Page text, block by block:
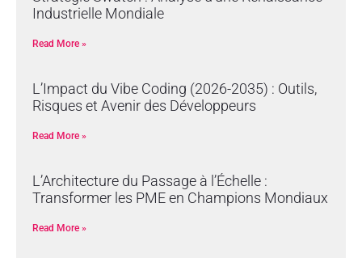
Industrielle Mondiale
Read More »
L’Impact du Vibe Coding (2026-2035) : Outils,
Risques et Avenir des Développeurs
Read More »
L’Architecture du Passage à l’Échelle :
Transformer les PME en Champions Mondiaux
Read More »